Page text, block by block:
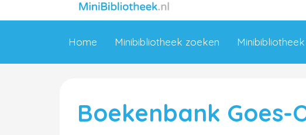
Home Minibibliotheek zoeken
Boekenbank Goes-